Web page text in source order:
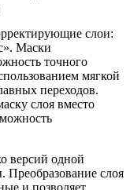
слои:
Маски
точного
мягкой
переходов.
слоя вместо
версий одной
Преобразование слоя
и позволяет